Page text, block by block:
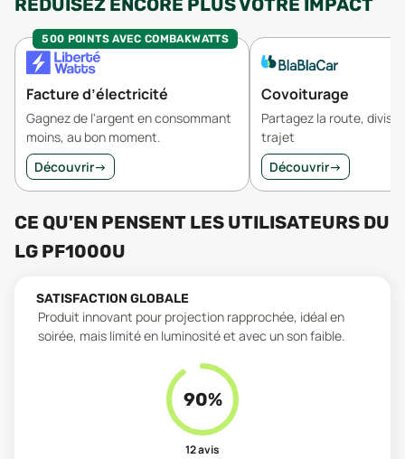
RÉDUISEZ ENCORE PLUS VOTRE IMPACT
500 POINTS AVEC COMBAKWATTS
Facture d’électricité
Gagnez de l'argent en consommant
moins, au bon moment.
Découvrir→
Covoiturage
Partagez la route,
trajet
Découvrir→
CE QU'EN PENSENT LES UTILISATEURS DU
LG PF1000U
SATISFACTION GLOBALE
Produit innovant pour projection rapprochée, idéal en
soirée, mais limité en luminosité et avec un son faible.
90%
12avis